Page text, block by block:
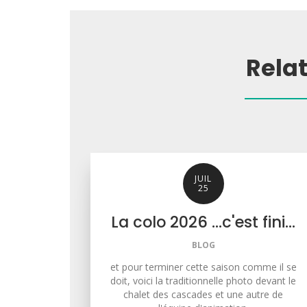
JUIL
25
La colo 2026 ...c'est fini...
BLOG
et pour terminer cette saison comme il se
doit, voici la traditionnelle photo devant le
chalet des cascades et une autre de